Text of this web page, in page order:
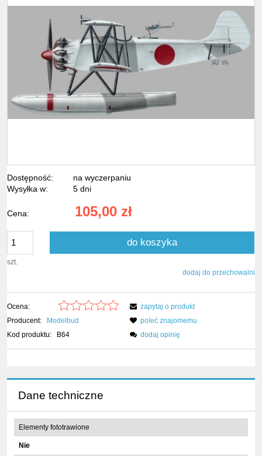
Dostępność:
na wyczerpaniu
Wysyłka w:
5 dni
Cena: 105,00 zł
szt.
do koszyka
dodaj do przechowalni
Ocena:
Producent:
Modelbud
Kod produktu:
B64
zapytaj o produkt
poleć znajomemu
dodaj opinię
Dane techniczne
Elementy fototrawione
Nie